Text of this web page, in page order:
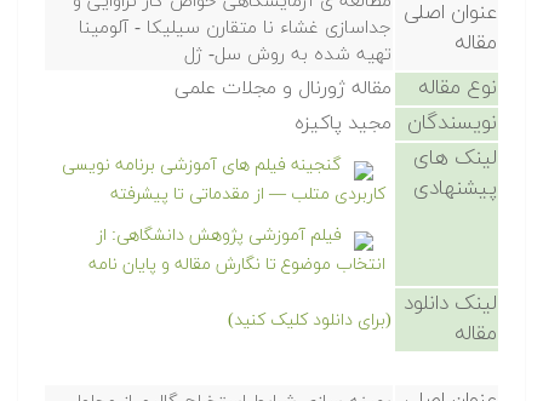
عنوان اصلی
مقاله
جداسازی غشاء نا متقارن سیلیکا - آلومینا
تهیه شده به روش سل- ژل
نوع مقاله مقاله ژورنال و مجلات علمی
نویسندگان مجید پاکیزه
لینک های
پیشنهادی
گنجینه فیلم های آموزشی برنامه نویسی
کاربردی متلب — از مقدماتی تا پیشرفته
فیلم آموزشی پژوهش دانشگاهی: از
انتخاب موضوع تا نگارش مقاله و پایان نامه
لینک دانلود
مقاله
(برای دانلود کلیک کنید)